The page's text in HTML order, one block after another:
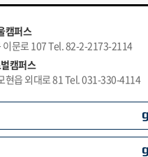
캠퍼스
이문로 107 Tel. 82-2-2173-2114
캠퍼스
현읍 외대로 81 Tel. 031-330-4114